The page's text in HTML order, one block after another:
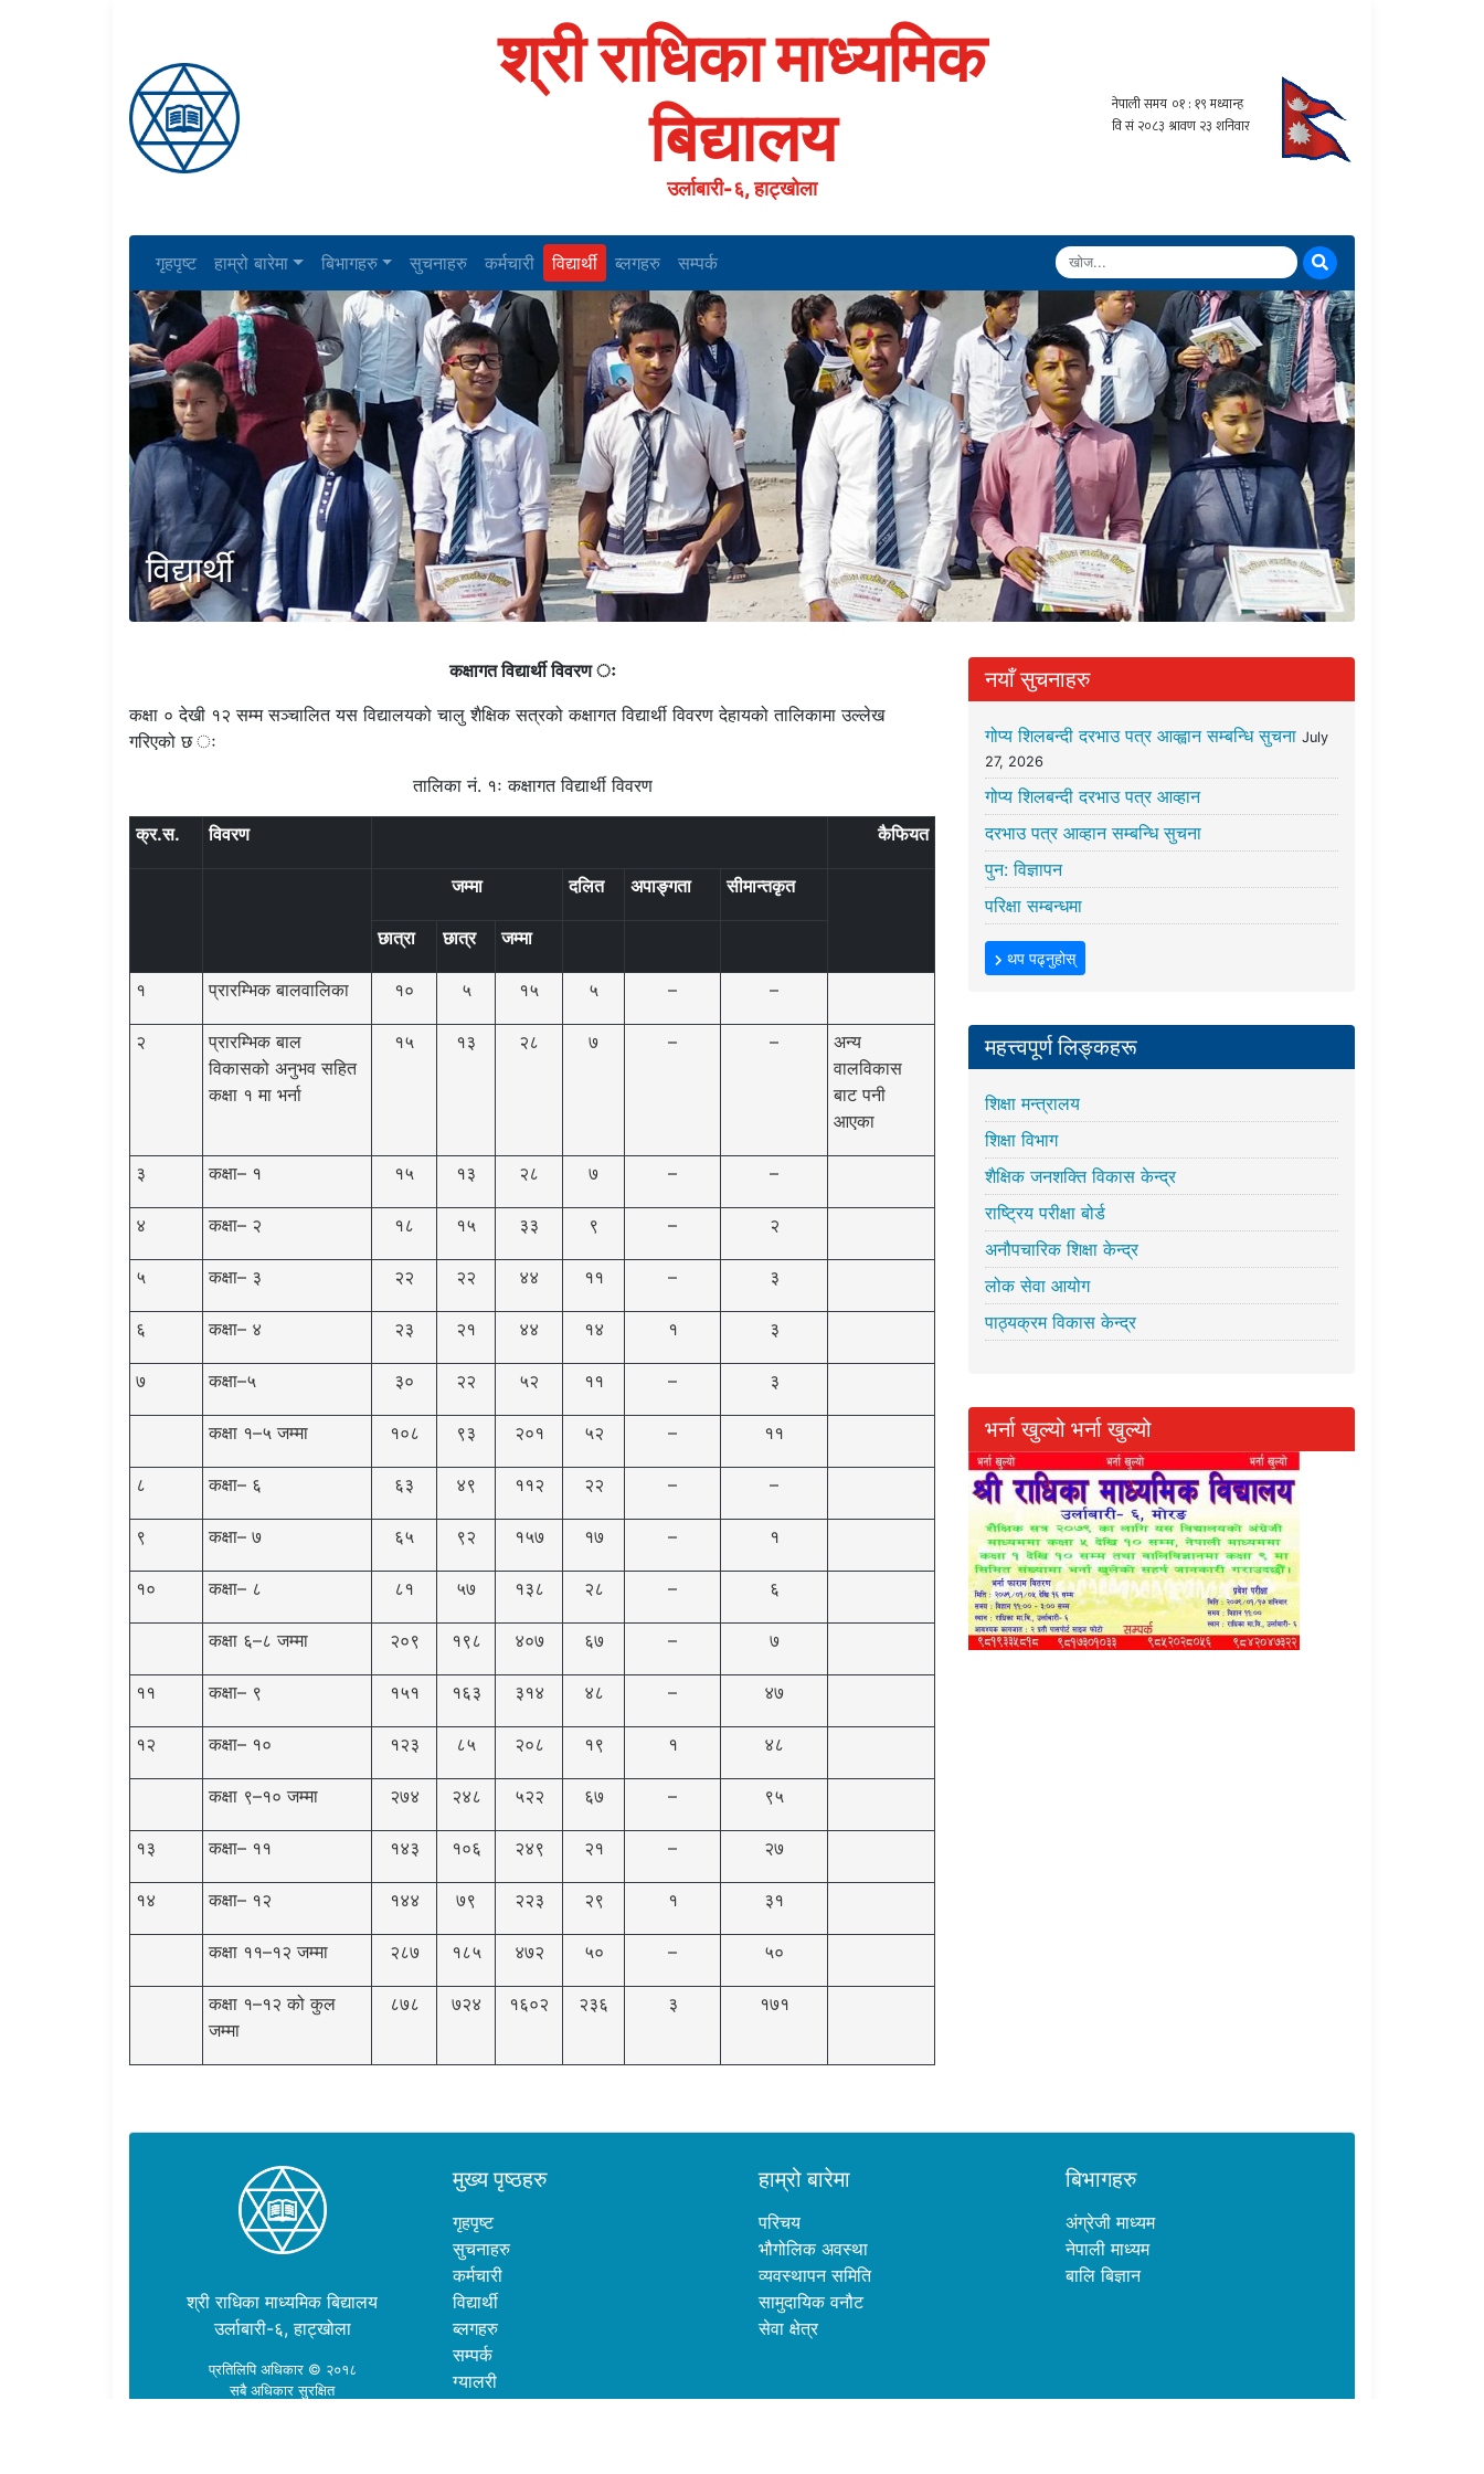
श्री राधिका माध्यमिक
बिद्यालय
उर्लाबारी-६, हाट्खोला
गृहपृष्ट हाम्रो बारेमा बिभागहरु सुचनाहरु कर्मचारी विद्यार्थी ब्लगहरु सम्पर्क
विद्यार्थी
कक्षागत विद्यार्थी विवरण ः
कक्षा ० देखी १२ सम्म सञ्चालित यस विद्यालयको चालु शैक्षिक सत्रको कक्षागत विद्यार्थी विवरण देहायको तालिकामा उल्लेख
गरिएको छ ः
तालिका नं. १ः कक्षागत विद्यार्थी विवरण
क्र.स. विवरण कैफियत
जम्मा दलित अपाङ्गता सीमान्तकृत
छात्रा छात्र जम्मा
१ प्रारम्भिक बालवालिका १० ५ १५ ५ – –
२
प्रारम्भिक बाल
विकासको अनुभव सहित
कक्षा १ मा भर्ना
१५ १३ २८ ७ – –
अन्य
वालविकास
बाट पनी
आएका
३ कक्षा– १ १५ १३ २८ ७ – –
४ कक्षा– २ १८ १५ ३३ ९ – २
५ कक्षा– ३ २२ २२ ४४ ११ – ३
६ कक्षा– ४ २३ २१ ४४ १४ १ ३
७ कक्षा–५ ३० २२ ५२ ११ – ३
कक्षा १–५ जम्मा १०८ ९३ २०१ ५२ – ११
८ कक्षा– ६ ६३ ४९ ११२ २२ – –
९ कक्षा– ७ ६५ ९२ १५७ १७ – १
१० कक्षा– ८ ८१ ५७ १३८ २८ – ६
कक्षा ६–८ जम्मा २०९ १९८ ४०७ ६७ – ७
११ कक्षा– ९ १५१ १६३ ३१४ ४८ – ४७
१२ कक्षा– १० १२३ ८५ २०८ १९ १ ४८
कक्षा ९–१० जम्मा २७४ २४८ ५२२ ६७ – ९५
१३ कक्षा– ११ १४३ १०६ २४९ २१ – २७
१४ कक्षा– १२ १४४ ७९ २२३ २९ १ ३१
कक्षा ११–१२ जम्मा २८७ १८५ ४७२ ५० – ५०
कक्षा १–१२ को कुल
जम्मा
८७८ ७२४ १६०२ २३६ ३ १७१
नयाँ सुचनाहरु
गोप्य शिलबन्दी दरभाउ पत्र आव्ह्वान सम्बन्धि सुचना July
27, 2026
गोप्य शिलबन्दी दरभाउ पत्र आव्हान
दरभाउ पत्र आव्हान सम्बन्धि सुचना
पुन: विज्ञापन
परिक्षा सम्बन्धमा
थप पढ्नुहोस्
महत्त्वपूर्ण लिङ्कहरू
शिक्षा मन्त्रालय
शिक्षा विभाग
शैक्षिक जनशक्ति विकास केन्द्र
राष्ट्रिय परीक्षा बोर्ड
अनौपचारिक शिक्षा केन्द्र
लोक सेवा आयोग
पाठ्यक्रम विकास केन्द्र
भर्ना खुल्यो भर्ना खुल्यो
श्री राधिका माध्यमिक बिद्यालय
उर्लाबारी-६, हाट्खोला
प्रतिलिपि अधिकार © २०१८
सबै अधिकार सुरक्षित
मुख्य पृष्ठहरु
गृहपृष्ट
सुचनाहरु
कर्मचारी
विद्यार्थी
ब्लगहरु
सम्पर्क
ग्यालरी
हाम्रो बारेमा
परिचय
भौगोलिक अवस्था
व्यवस्थापन समिति
सामुदायिक वनौट
सेवा क्षेत्र
बिभागहरु
अंग्रेजी माध्यम
नेपाली माध्यम
बालि बिज्ञान